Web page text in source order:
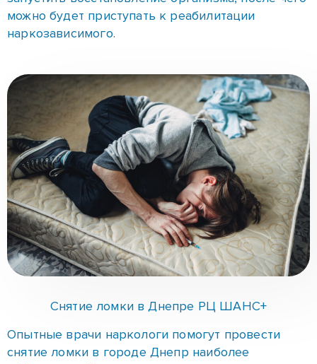
можно будет приступать к реабилитации
наркозависимого.
Снятие ломки в Днепре РЦ ШАНС+
Опытные врачи наркологи помогут провести
снятие ломки в городе Днепр наиболее